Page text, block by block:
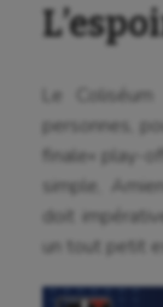
Le
personnes,
finale« play-
simple,
doit
un tout petit